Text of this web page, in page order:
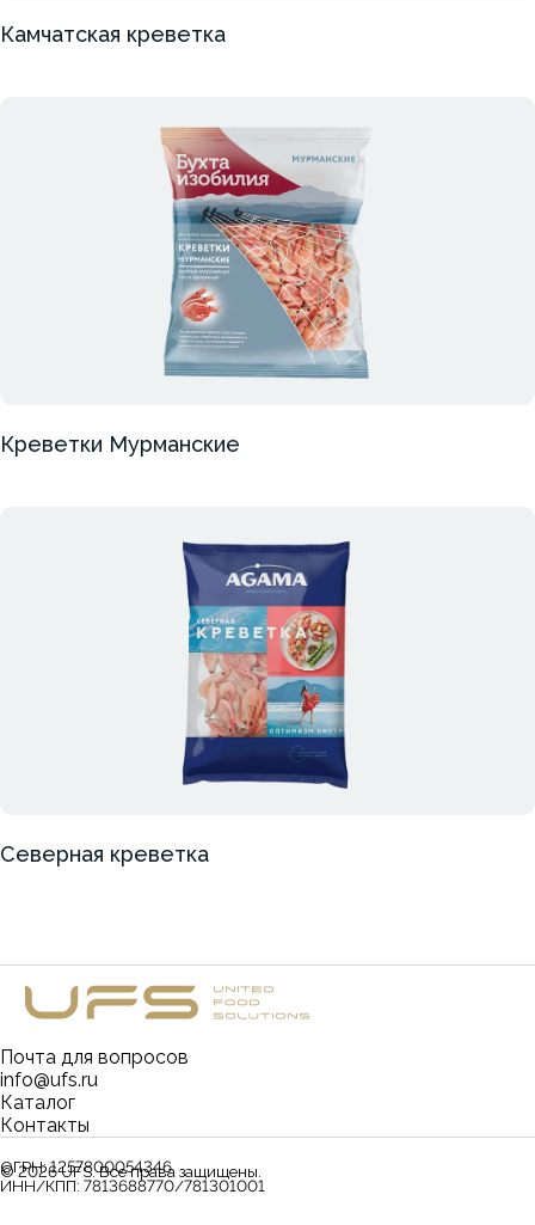
Камчатская креветка
Креветки Мурманские
Северная креветка
Каталог
Контакты
Почта для вопросов
info@ufs.ru
©2026UFS. Все права защищены.
ОГРН:1257800054346
ИНН/КПП: 7813688770/781301001